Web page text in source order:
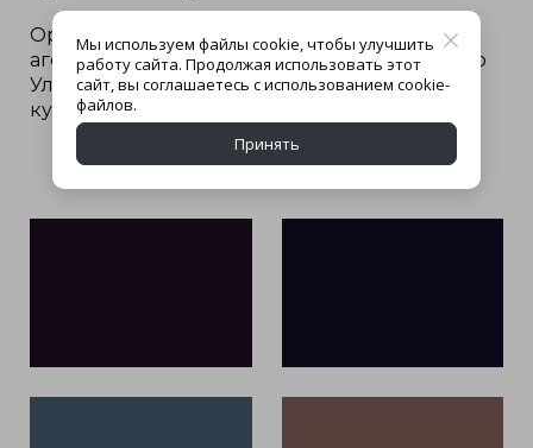
Организаторами выступали: Федеральное
агенство по делам молодежи, правительство
Ульяновской области, фонд «Ульяновск -
культурная столица».
Мы используем файлы cookie, чтобы улучшить
работу сайта. Продолжая использовать этот
сайт, вы соглашаетесь с использованием cookie-
файлов.
Принять